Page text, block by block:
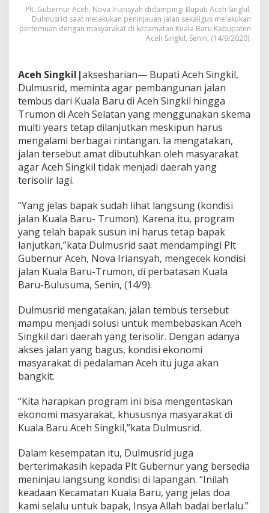
g
u
n
a
a
n
M
u
l
t
i
Y
s
h
a
r
u
T
e
a
p
B
e
r
l
u
t
Plt. Gubernur Aceh, Nova Iriansyah didampingi Bupati Aceh Singkil,
Dulmusrid saat melakukan peninjauan jalan sekaligus melakukan
pertemuan dengan masyarakat di kecamatan Kuala Baru Kabupaten
Aceh Singkil, Senin, (14/9/2020).
Aceh Singkil|aksesharian— Bupati Aceh Singkil,
Dulmusrid, meminta agar pembangunan jalan
tembus dari Kuala Baru di Aceh Singkil hingga
Trumon di Aceh Selatan yang menggunakan skema
multi years tetap dilanjutkan meskipun harus
mengalami berbagai rintangan. Ia mengatakan,
jalan tersebut amat dibutuhkan oleh masyarakat
agar Aceh Singkil tidak menjadi daerah yang
terisolir lagi.
“Yang jelas bapak sudah lihat langsung (kondisi
jalan Kuala Baru- Trumon). Karena itu, program
yang telah bapak susun ini harus tetap bapak
lanjutkan,”kata Dulmusrid saat mendampingi Plt
Gubernur Aceh, Nova Iriansyah, mengecek kondisi
jalan Kuala Baru-Trumon, di perbatasan Kuala
Baru-Bulusuma, Senin, (14/9).
Dulmusrid mengatakan, jalan tembus tersebut
mampu menjadi solusi untuk membebaskan Aceh
Singkil dari daerah yang terisolir. Dengan adanya
akses jalan yang bagus, kondisi ekonomi
masyarakat di pedalaman Aceh itu juga akan
bangkit.
“Kita harapkan program ini bisa mengentaskan
ekonomi masyarakat, khususnya masyarakat di
Kuala Baru Aceh Singkil,”kata Dulmusrid.
Dalam kesempatan itu, Dulmusrid juga
berterimakasih kepada Plt Gubernur yang bersedia
meninjau langsung kondisi di lapangan. “Inilah
keadaan Kecamatan Kuala Baru, yang jelas doa
kami selalu untuk bapak, Insya Allah badai berlalu.”